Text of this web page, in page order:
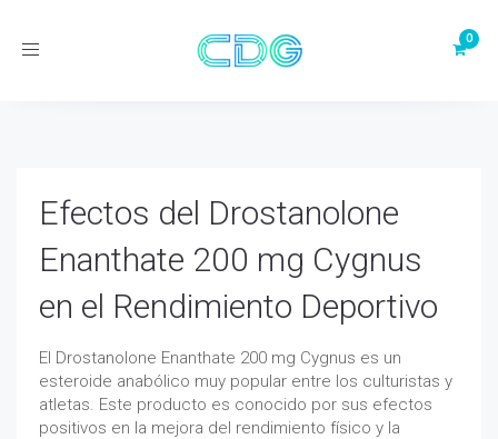
Toggle
Efectos del Drostanolone
Enanthate 200 mg Cygnus
en el Rendimiento Deportivo
El Drostanolone Enanthate 200 mg Cygnus es un
esteroide anabólico muy popular entre los culturistas y
atletas. Este producto es conocido por sus efectos
positivos en la mejora del rendimiento físico y la